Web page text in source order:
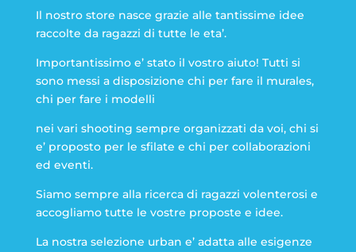
Il nostro store nasce grazie alle tantissime idee
raccolte da ragazzi di tutte le eta’.
Importantissimo e’ stato il vostro aiuto! Tutti si
sono messi a disposizione chi per fare il murales,
chi per fare i modelli
nei vari shooting sempre organizzati da voi, chi si
e’ proposto per le sfilate e chi per collaborazioni
ed eventi.
Siamo sempre alla ricerca di ragazzi volenterosi e
accogliamo tutte le vostre proposte e idee.
La nostra selezione urban e’ adatta alle esigenze